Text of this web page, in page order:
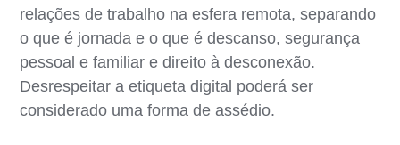
relações de trabalho na esfera remota, separando
o que é jornada e o que é descanso, segurança
pessoal e familiar e direito à desconexão.
Desrespeitar a etiqueta digital poderá ser
considerado uma forma de assédio.